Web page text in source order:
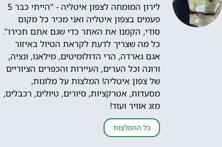
לירון המומחה לצפון איטליה - "הייתי כבר 5
פעמים בצפון איטליה ואני מכיר כל מקום
סודי, הקמנו את האתר כדי שגם אתם תכירו".
כל מה שצריך לדעת לקראת הטיול באיזור
אגם גארדה, הרי הדולומיטים, מילאנו, ונציה,
ורונה וכל הערים, העיירות והכפרים הציוריים
של צפון איטליה! המלצות על מלונות,
מסעדות, אטרקציות, סיורים, טיולים, רכבלים,
מזג אוויר ועוד!
כל ההמלצות